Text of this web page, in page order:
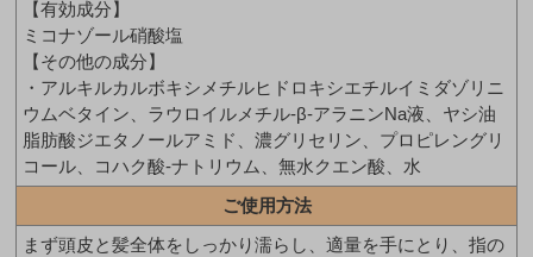
【有効成分】
ミコナゾール硝酸塩
【その他の成分】
・アルキルカルボキシメチルヒドロキシエチルイミダゾリニ
ウムベタイン、ラウロイルメチル-β-アラニンNa液、ヤシ油
脂肪酸ジエタノールアミド、濃グリセリン、プロピレングリ
コール、コハク酸-ナトリウム、無水クエン酸、水
ご使用方法
まず頭皮と髪全体をしっかり濡らし、適量を手にとり、指の